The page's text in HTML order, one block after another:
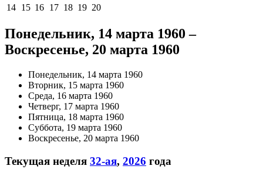
14 15 16 17 18 19 20
Понедельник, 14 марта 1960 –
Воскресенье, 20 марта 1960
Понедельник, 14 марта 1960
Вторник, 15 марта 1960
Среда, 16 марта 1960
Четверг, 17 марта 1960
Пятница, 18 марта 1960
Суббота, 19 марта 1960
Воскресенье, 20 марта 1960
Текущая неделя 32-ая, 2026 года